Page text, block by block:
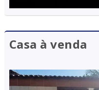
Casa à venda